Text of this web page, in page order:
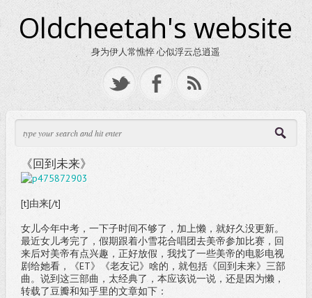
Oldcheetah's website
身为伊人常憔悴 心似浮云总逍遥
《回到未来》
[t]由来[/t]
女儿今年中考，一下子时间不够了，加上懒，就好久没更新。
最近女儿考完了，假期跟着小雪花合唱团去美帝参加比赛，回
来后对美帝有点兴趣，正好放假，我找了一些美帝的电影电视
剧给她看，《ET》《老友记》啥的，就包括《回到未来》三部
曲。说到这三部曲，太经典了，本应该说一说，还是因为懒，
转载了豆瓣和知乎里的文章如下：